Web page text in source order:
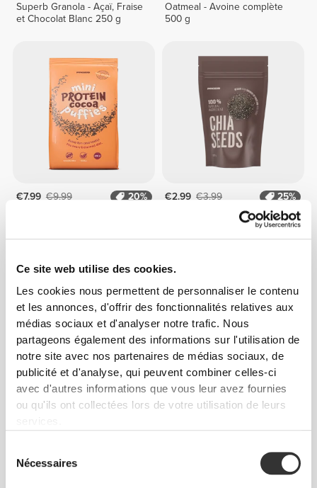
Ce site web utilise des cookies.
Les cookies nous permettent de personnaliser le contenu
et les annonces, d'offrir des fonctionnalités relatives aux
médias sociaux et d'analyser notre trafic. Nous
partageons également des informations sur l'utilisation de
notre site avec nos partenaires de médias sociaux, de
publicité et d'analyse, qui peuvent combiner celles-ci
avec d'autres informations que vous leur avez fournies
ou qu'ils ont collectées lors de votre utilisation de leurs
Nécessaires
Superb Granola - Açaï, Fraise
et Chocolat Blanc 250 g
Oatmeal - Avoine complète
500 g
€7.99 €9.99
20%
€2.99 €3.99
25%
Graines de Chia 200 g
€3.74 €4.99
25%
€3.14 €3.49
10%